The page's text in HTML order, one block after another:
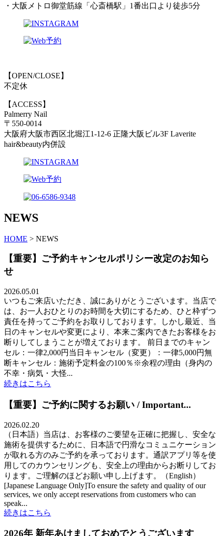
・大阪メトロ御堂筋線「心斎橋駅」1番出口より徒歩5分
【OPEN/CLOSE】
不定休
【ACCESS】
Palmerry Nail
〒550-0014
大阪府大阪市西区北堀江1-12-6 正隆大阪ビル3F Laverite
hair&beauty内併設
NEWS
HOME > NEWS
【重要】ご予約キャンセルポリシー改定のお知ら
せ
2026.05.01
いつもご来店いただき、誠にありがとうございます。当店で
は、お一人おひとりのお時間を大切にするため、ひと枠ずつ
責任を持ってご予約をお取りしております。しかし最近、当
日のキャンセルや変更により、本来ご案内できたお客様をお
断りしてしまうことが増えております。 前日までのキャン
セル：一律2,000円当日キャンセル（変更）：一律5,000円無
断キャンセル：施術予定料金の100％※余程の理由（身内の
不幸・病気・大怪...
続きはこちら
【重要】ご予約に関するお願い / Important...
2026.02.20
（日本語）当店は、お客様のご要望を正確に把握し、安全な
施術を提供するために、日本語で円滑なコミュニケーション
が取れる方のみご予約を承っております。通訳アプリ等を使
用してのカウンセリングも、安全上の理由からお断りしてお
ります。ご理解のほどお願い申し上げます。（English）
[Japanese Language Only]To ensure the safety and quality of our
services, we only accept reservations from customers who can
speak...
続きはこちら
2026年 新年あけましておめでとうございます